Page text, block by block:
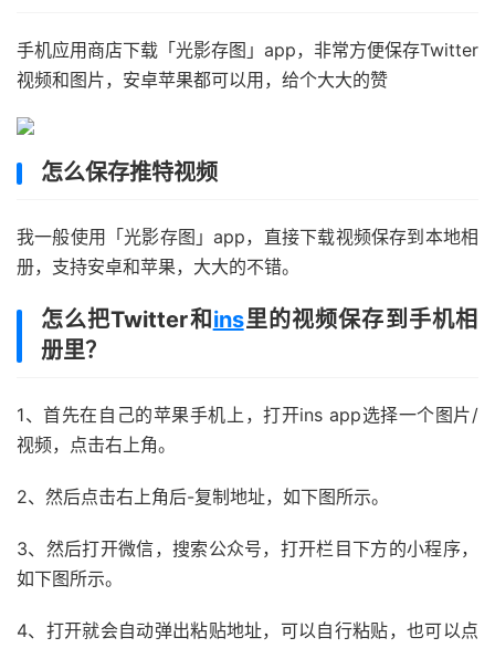
手机应用商店下载「光影存图」app，非常方便保存Twitter
视频和图片，安卓苹果都可以用，给个大大的赞
怎么保存推特视频
我一般使用「光影存图」app，直接下载视频保存到本地相
册，支持安卓和苹果，大大的不错。
怎么把Twitter和 ins里的视频保存到手机相
册里？
1、首先在自己的苹果手机上，打开ins app选择一个图片/
视频，点击右上角。
2、然后点击右上角后-复制地址，如下图所示。
3、然后打开微信，搜索公众号，打开栏目下方的小程序，
如下图所示。
4、打开就会自动弹出粘贴地址，可以自行粘贴，也可以点